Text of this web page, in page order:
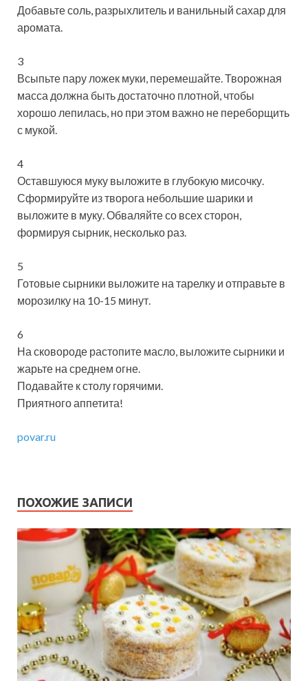
Добавьте соль, разрыхлитель и ванильный сахар для
аромата.
3
Всыпьте пару ложек муки, перемешайте. Творожная
масса должна быть достаточно плотной, чтобы
хорошо лепилась, но при этом важно не переборщить
с мукой.
4
Оставшуюся муку выложите в глубокую мисочку.
Сформируйте из творога небольшие шарики и
выложите в муку. Обваляйте со всех сторон,
формируя сырник, несколько раз.
5
Готовые сырники выложите на тарелку и отправьте в
морозилку на 10-15 минут.
6
На сковороде растопите масло, выложите сырники и
жарьте на среднем огне.
Подавайте к столу горячими.
Приятного аппетита!
povar.ru
ПОХОЖИЕ ЗАПИСИ